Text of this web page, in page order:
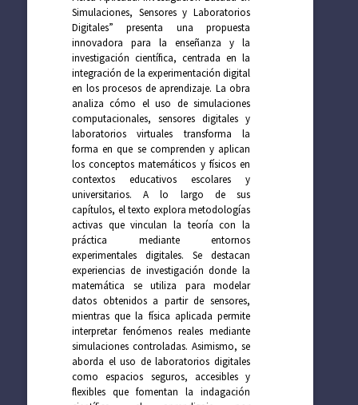
Simulaciones, Sensores y Laboratorios
Digitales” presenta una propuesta
innovadora para la enseñanza y la
investigación científica, centrada en la
integración de la experimentación digital
en los procesos de aprendizaje. La obra
analiza cómo el uso de simulaciones
computacionales, sensores digitales y
laboratorios virtuales transforma la
forma en que se comprenden y aplican
los conceptos matemáticos y físicos en
contextos educativos escolares y
universitarios. A lo largo de sus
capítulos, el texto explora metodologías
activas que vinculan la teoría con la
práctica mediante entornos
experimentales digitales. Se destacan
experiencias de investigación donde la
matemática se utiliza para modelar
datos obtenidos a partir de sensores,
mientras que la física aplicada permite
interpretar fenómenos reales mediante
simulaciones controladas. Asimismo, se
aborda el uso de laboratorios digitales
como espacios seguros, accesibles y
flexibles que fomentan la indagación